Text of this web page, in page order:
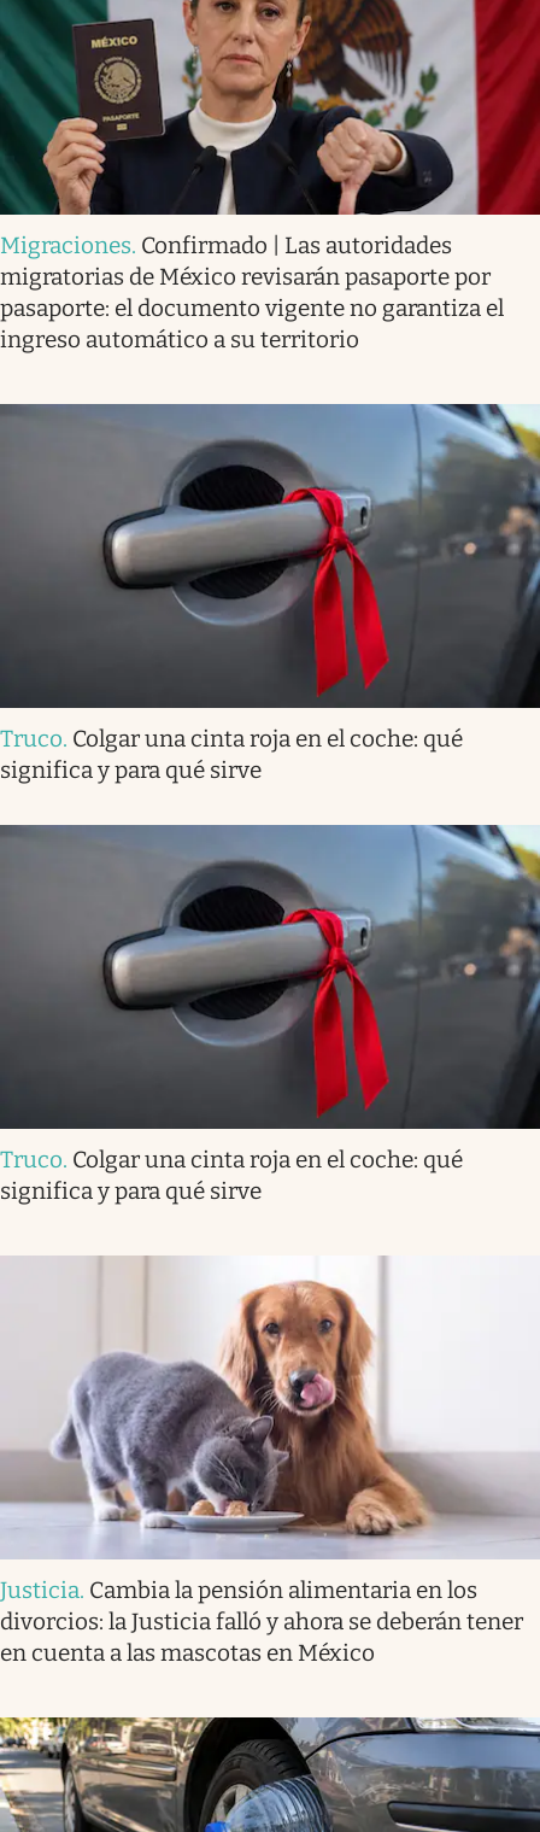
Migraciones. Confirmado | Las autoridades
migratorias de México revisarán pasaporte por
pasaporte: el documento vigente no garantiza el
ingreso automático a su territorio
Truco. Colgar una cinta roja en el coche: qué
significa y para qué sirve
Truco. Colgar una cinta roja en el coche: qué
significa y para qué sirve
Justicia. Cambia la pensión alimentaria en los
divorcios: la Justicia falló y ahora se deberán tener
en cuenta a las mascotas en México